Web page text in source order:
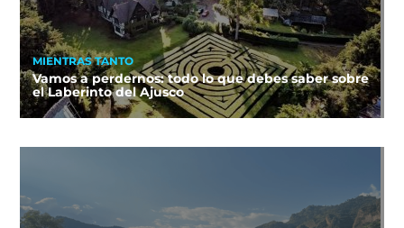
MIENTRAS TANTO
Vamos a perdernos: todo lo que debes saber sobre
el Laberinto del Ajusco